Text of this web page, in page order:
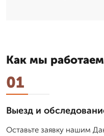
Как мы работаем
01
Выезд и
Оставьте заявку нашим